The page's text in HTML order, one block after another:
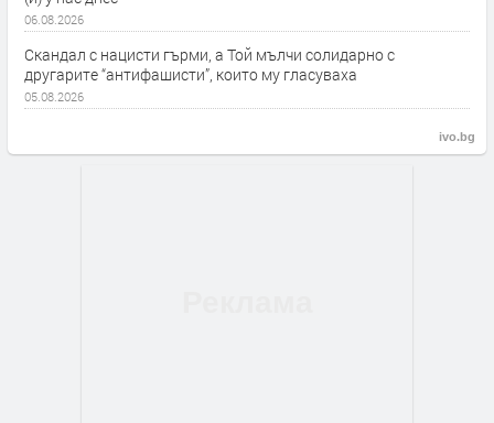
06.08.2026
Скандал с нацисти гърми, а Той мълчи солидарно с
другарите “антифашисти”, които му гласуваха
05.08.2026
ivo.bg